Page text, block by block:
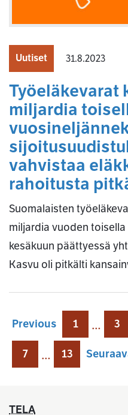
Uutiset 31.8.2023
Työeläkevarat
miljardia
vahvistaa
rahoitusta
Suomalaisten
miljardia vuoden
kesäkuun päättyessä
Kasvu oli pitkälti
Previous 1 … 3
7 … 13
TELA